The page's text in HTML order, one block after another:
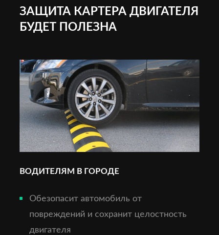
ЗАЩИТА КАРТЕРА ДВИГАТЕЛЯ
БУДЕТ ПОЛЕЗНА
ВОДИТЕЛЯМ В ГОРОДЕ
Обезопасит автомобиль от
повреждений и сохранит целостность
двигателя